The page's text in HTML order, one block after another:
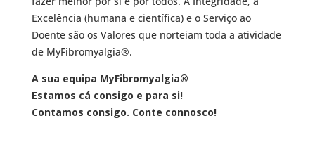
Excelência (humana e científica) e o Serviço ao
Doente são os Valores que norteiam toda a atividade
de MyFibromyalgia®.
A sua equipa MyFibromyalgia®
Estamos cá consigo e para si!
Contamos consigo. Conte connosco!